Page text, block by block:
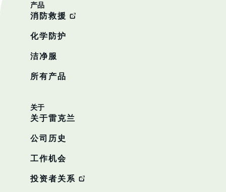
产品
消防救援
化学防护
洁净服
所有产品
关于
关于雷克兰
公司历史
工作机会
投资者关系